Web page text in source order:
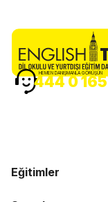
Eğitimler
HEMEN DANIŞMANLA GÖRÜŞÜN
444 0 165